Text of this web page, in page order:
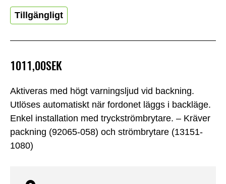
Aktiveras med högt varningsljud vid backning.
Utlöses automatiskt när fordonet läggs i backläge.
Enkel installation med tryckströmbrytare. – Kräver
packning (92065-058) och strömbrytare (13151-
1080)
1011,00SEK
Tillgängligt